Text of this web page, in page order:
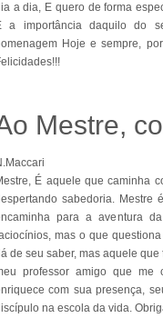
a dia, E quero de forma
a importância daquilo do
Hoje e sempre,
Mestre,
É aquele que caminha
sabedoria. Mestre
para a aventura
mas o que
de seu saber, mas aquele
professor amigo que me
com sua presença,
na escola da vida.